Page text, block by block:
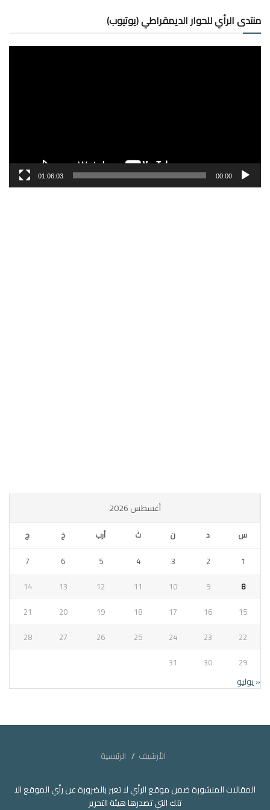
منتدى الرأي للحوار الديمقراطي (يوتيوب)
00:00
01:06:03
أغسطس 2026
س د ن ث أرب خ ج
1
2
3
4
5
6
7
8
9
10
11
12
13
14
15
16
17
18
19
20
21
22
23
24
25
26
27
28
29
30
31
« يوليو
الأرشيف الرئيسية
المقالات المنشورة ضمن موقع الرأي لا تعبر بالضرورة عن رأي الموقع الا
تلك التي تصدرها هيئة التحرير